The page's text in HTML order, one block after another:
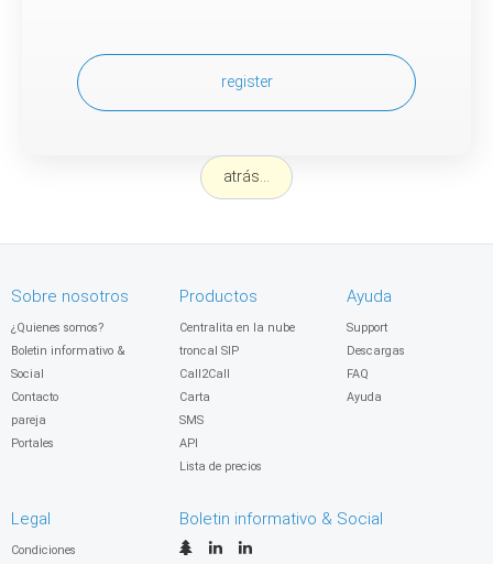
register
atrás...
Sobre nosotros
¿Quienes somos?
Boletin informativo &
Social
Contacto
pareja
Portales
Productos
Centralita en la nube
troncal SIP
Call2Call
Carta
SMS
API
Lista de precios
Ayuda
Support
Descargas
FAQ
Ayuda
Legal
Condiciones
Boletin informativo & Social